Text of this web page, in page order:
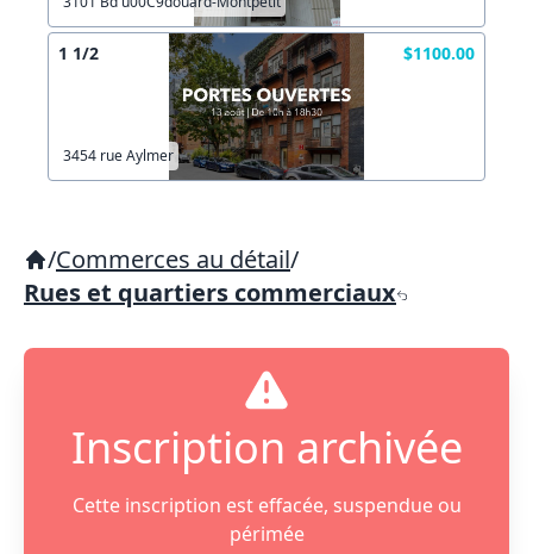
1 1/2 $1100.00
3454 rue Aylmer
/Commerces au détail/
Rues et quartiers commerciaux
Inscription archivée
Cette inscription est effacée, suspendue ou
périmée